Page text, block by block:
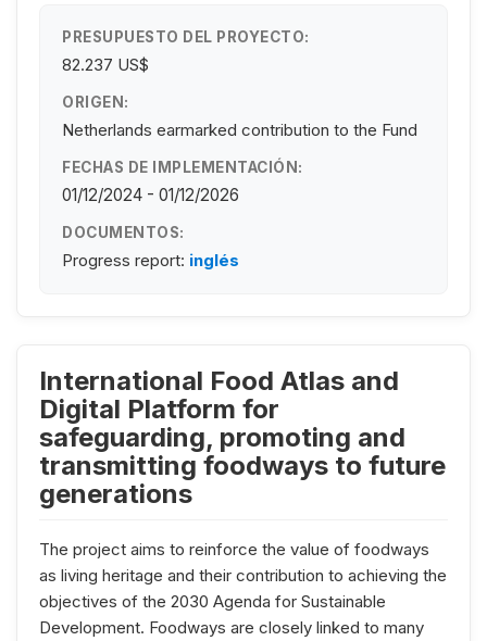
PRESUPUESTO DEL PROYECTO:
82.237 US$
ORIGEN:
Netherlands earmarked contribution to the Fund
FECHAS DE IMPLEMENTACIÓN:
01/12/2024 - 01/12/2026
DOCUMENTOS:
Progress report: inglés
International Food Atlas and
Digital Platform for
safeguarding, promoting and
transmitting foodways to future
generations
The project aims to reinforce the value of foodways
as living heritage and their contribution to achieving the
objectives of the 2030 Agenda for Sustainable
Development. Foodways are closely linked to many